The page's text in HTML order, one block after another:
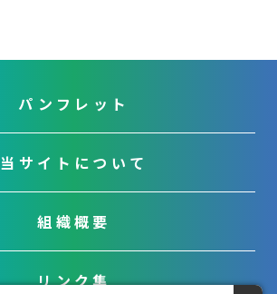
パンフレット
当サイトについて
組織概要
リンク集